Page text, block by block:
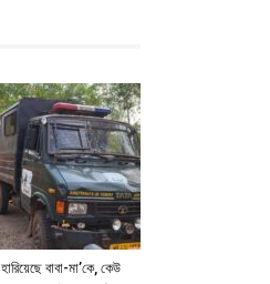
বাবা-মা’কে, কেউ